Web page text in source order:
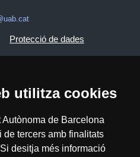
utilitza cookies
de Barcelona
tercers amb finalitats
desitja més informació
Protecció de dades
del web UAB
- Creative Commons
(CC BY NC) -